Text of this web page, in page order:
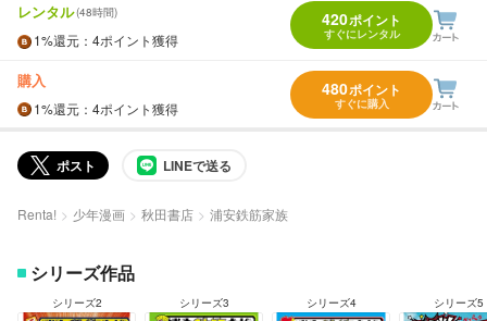
レンタル(48時間)
1%還元 ：4ポイント獲得
420ポイント
すぐにレンタル
購入
1%還元 ：4ポイント獲得
480ポイント
すぐに購入
ポスト LINEで送る
Renta! 少年漫画 秋田書店 浦安鉄筋家族
シリーズ作品
シリーズ2 シリーズ3 シリーズ4 シリーズ5